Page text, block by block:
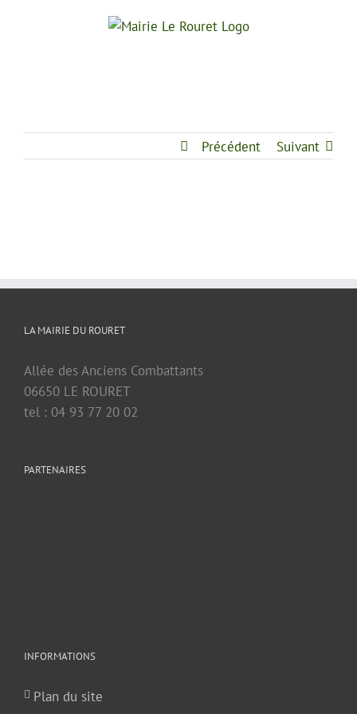
Précédent Suivant
LA MAIRIE DU ROURET
Allée des Anciens Combattants
06650 LE ROURET
tel : 04 93 77 20 02
PARTENAIRES
INFORMATIONS
Plan du site